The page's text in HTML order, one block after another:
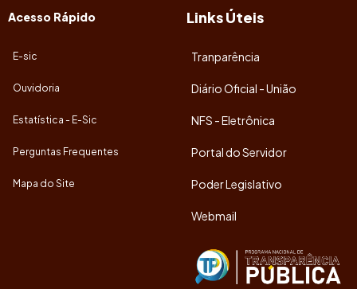
Acesso Rápido
E-sic
Ouvidoria
Estatística - E-Sic
Perguntas Frequentes
Mapa do Site
Links Úteis
Tranparência
Diário Oficial - União
NFS - Eletrônica
Portal do Servidor
Poder Legislativo
Webmail